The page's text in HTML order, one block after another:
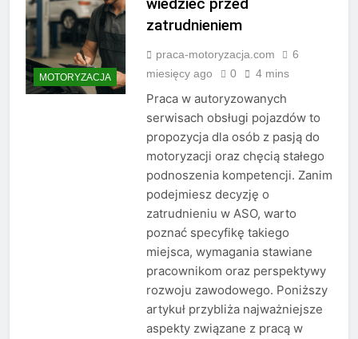
MOTORYZACJA
wiedzieć przed
zatrudnieniem
praca-motoryzacja.com
6
miesięcy ago
0 4 mins
Praca w autoryzowanych
serwisach obsługi pojazdów to
propozycja dla osób z pasją do
motoryzacji oraz chęcią stałego
podnoszenia kompetencji. Zanim
podejmiesz decyzję o
zatrudnieniu w ASO, warto
poznać specyfikę takiego
miejsca, wymagania stawiane
pracownikom oraz perspektywy
rozwoju zawodowego. Poniższy
artykuł przybliża najważniejsze
aspekty związane z pracą w